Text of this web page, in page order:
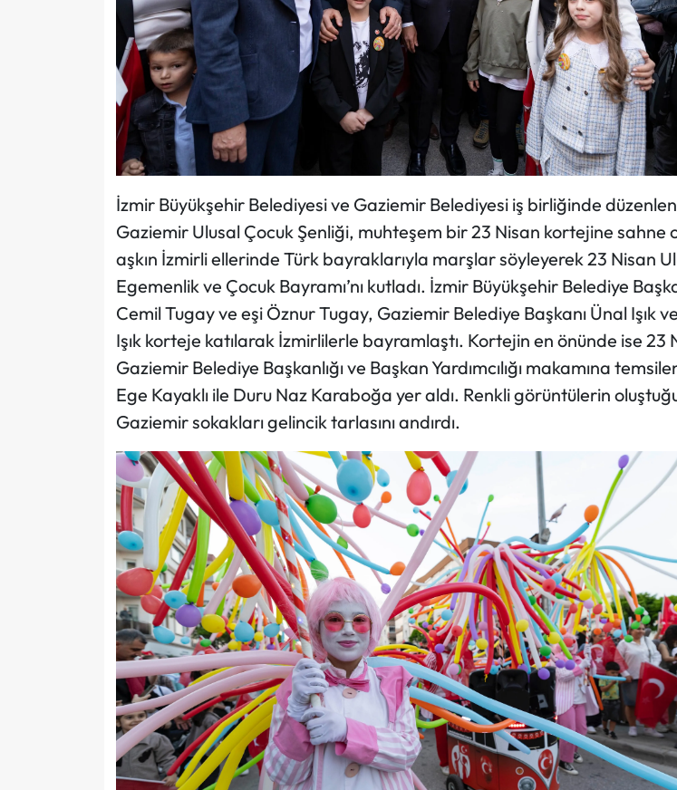
İzmir Büyükşehir Belediyesi ve Gaziemir Belediyesi iş birliğinde
Gaziemir Ulusal Çocuk Şenliği, muhteşem bir 23 Nisan kortejine sahne
aşkın İzmirli ellerinde Türk bayraklarıyla marşlar söyleyerek 23 Nisan
Egemenlik ve Çocuk Bayramı’nı kutladı. İzmir Büyükşehir Belediye
Cemil Tugay ve eşi Öznur Tugay, Gaziemir Belediye Başkanı Ünal Işık
Işık korteje katılarak İzmirlilerle bayramlaştı. Kortejin en önünde ise 23
Gaziemir Belediye Başkanlığı ve Başkan Yardımcılığı makamına
Ege Kayaklı ile Duru Naz Karaboğa yer aldı. Renkli görüntülerin
Gaziemir sokakları gelincik tarlasını andırdı.